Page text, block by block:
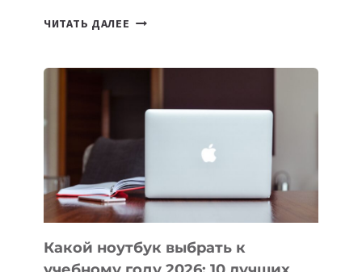
ЧИТАТЬ ДАЛЕЕ
ПОМОГАЮТ
СОЗДАВАТЬ
БЕЗ
СЛОЖНОГО
КОДА
Какой ноутбук выбрать к